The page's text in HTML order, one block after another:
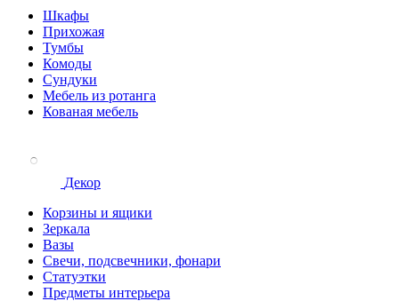
Шкафы
Прихожая
Тумбы
Комоды
Сундуки
Мебель из ротанга
Кованая мебель
Декор
Корзины и ящики
Зеркала
Вазы
Свечи, подсвечники, фонари
Статуэтки
Предметы интерьера